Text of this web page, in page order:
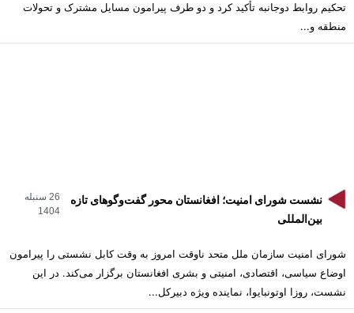
تحکیم روابط دوجانبه تأکید کرد و دو طرف پیرامون مسایل مشترک و تحولات
منطقه و...
نشست شورای امنیت؛ افغانستان محور گفت‌وگوهای تازه
بین‌المللی
26 سنبله
1404
شورای امنیت سازمان ملل متحد ناوقت امروز به وقت کابل نشستی را پیرامون
اوضاع سیاسی، اقتصادی، امنیتی و بشری افغانستان برگزار می‌کند. در این
نشست، روزا اوتونبایوا، ‌نماینده ویژه دبیرکل...